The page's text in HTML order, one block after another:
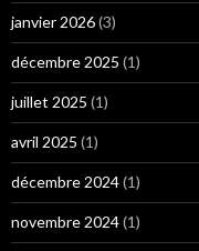
janvier 2026(3)
décembre 2025 (1)
juillet 2025 (1)
avril 2025 (1)
décembre 2024(1)
novembre 2024(1)